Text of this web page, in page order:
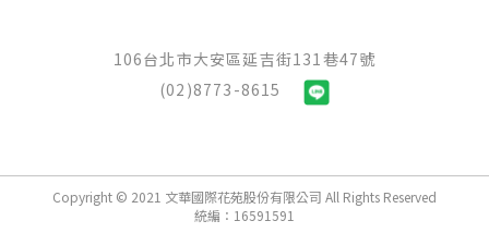
106台北市大安區延吉街131巷47號
(02)8773-8615
Copyright © 2021 文華國際花苑股份有限公司 All Rights Reserved
統編：16591591